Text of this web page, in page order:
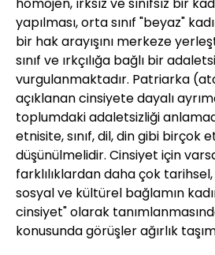
yapılması, orta sınıf "beyaz"
bir hak arayışını merkeze
sınıf ve ırkçılığa bağlı bir
vurgulanmaktadır. Patriarka
açıklanan cinsiyete dayalı
toplumdaki adaletsizliği
etnisite, sınıf, dil, din gibi birçok
düşünülmelidir. Cinsiyet için
farklılıklardan daha çok
sosyal ve kültürel bağlamın
cinsiyet" olarak
konusunda görüşler ağırlık